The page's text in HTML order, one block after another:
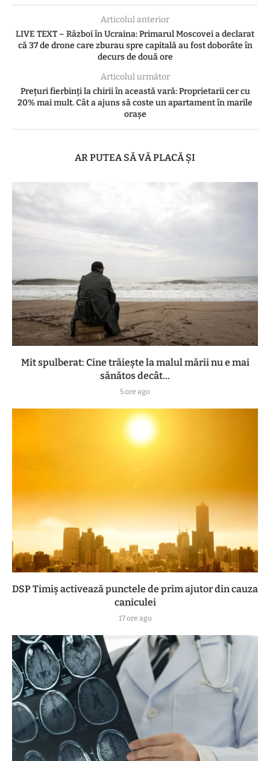
Articolul anterior
LIVE TEXT – Război în Ucraina: Primarul Moscovei a declarat
că 37 de drone care zburau spre capitală au fost doborâte în
decurs de două ore
Articolul următor
Prețuri fierbinți la chirii în această vară: Proprietarii cer cu
20% mai mult. Cât a ajuns să coste un apartament în marile
orașe
AR PUTEA SĂ VĂ PLACĂ ȘI
Mit spulberat: Cine trăiește la malul mării nu e mai
sănătos decât...
5 ore ago
DSP Timiș activează punctele de prim ajutor din cauza
caniculei
17 ore ago